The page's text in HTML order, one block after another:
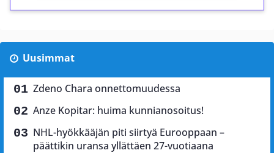
Uusimmat
Zdeno Chara onnettomuudessa
Anze Kopitar: huima kunnianosoitus!
NHL-hyökkääjän piti siirtyä Eurooppaan –
päättikin uransa yllättäen 27-vuotiaana